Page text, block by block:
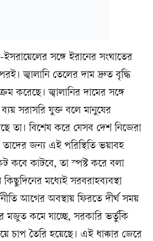
ইসরায়েলের সঙ্গে ইরানের সংঘাতের
জ্বালানি তেলের দাম দ্রুত বৃদ্ধি
করেছে। জ্বালানির দামের সঙ্গে
সরাসরি যুক্ত বলে মানুষের
তা। বিশেষ করে যেসব দেশ নিজেরা
তাদের জন্য এই পরিস্থিতি ভয়াবহ
কবে কাটবে, তা স্পষ্ট করে বলা
মধ্যেই সরবরাহব্যবস্থা
আগের অবস্থায় ফিরতে দীর্ঘ সময়
মজুত কমে যাচ্ছে, সরকারি ভর্তুকি
চাপ তৈরি হয়েছে। এই ধাক্কার জেরে